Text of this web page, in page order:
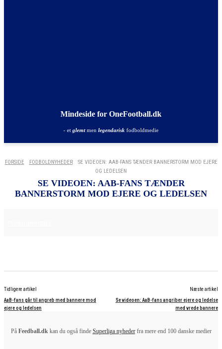
Mindeside for OneFootball.dk
- et glemtmen legendarisk fodboldmedie
FORSIDE FODBOLDNYHEDER
SE VIDEOEN: AAB-FANS TÆNDER BANNERSTORM MOD EJERE
OG LEDELSEN
SE VIDEOEN: AAB-FANS TÆNDER
BANNERSTORM MOD EJERE OG LEDELSEN
Tidligere artikel
AaB-fans går til angreb med bannere mod
ejere og ledelsen
Næste artikel
Se videoen: AaB-fans angriber ejere og ledelse
med vrede bannere
På Feedball.dkkan du også finde Superliga nyhederfra mere end 100 danske medier